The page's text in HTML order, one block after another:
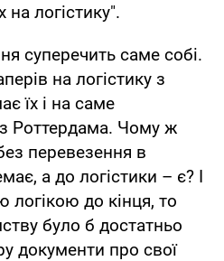
логістику".
суперечить саме собі.
на логістику з
їх і на саме
Роттердама. Чому ж
перевезення в
а до логістики – є? І
до кінця, то
було б достатньо
документи про свої